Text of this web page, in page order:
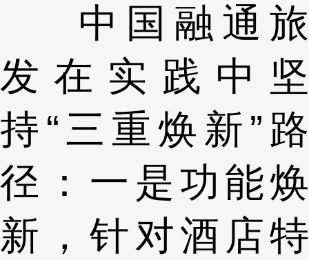
中国融通旅
发在实践中坚
持“三重焕新”路
径：一是功能焕
新，针对酒店特